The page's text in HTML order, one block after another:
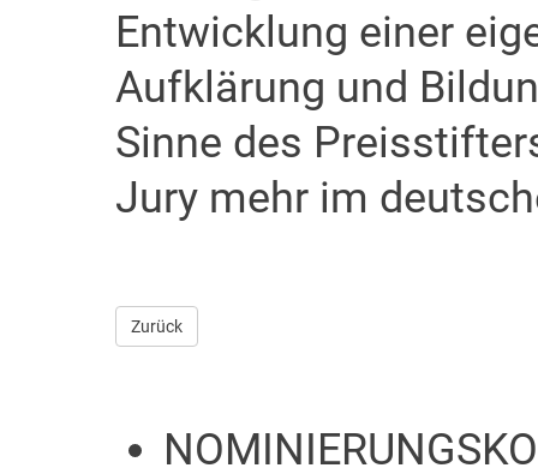
Entwicklung einer
Aufklärung und
Sinne des
Jury mehr im
Zurück